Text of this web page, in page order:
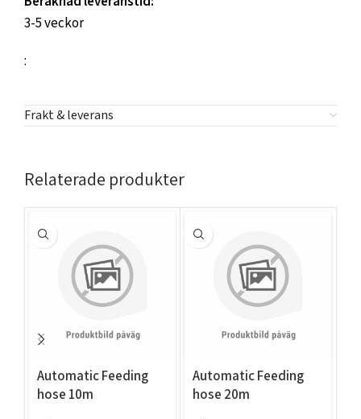
3-5 veckor
:
Frakt & leverans
Relaterade produkter
Automatic Feeding
hose 10m
Automatic Feeding
hose 20m